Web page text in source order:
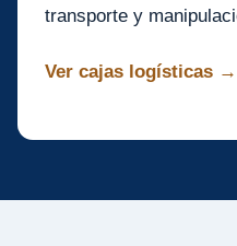
transporte y
Ver cajas logísticas →